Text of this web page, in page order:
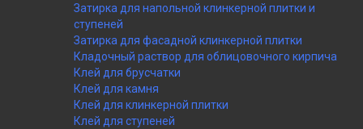
Затирка для напольной клинкерной плитки и
ступеней
Затирка для фасадной клинкерной плитки
Кладочный раствор для облицовочного кирпича
Клей для брусчатки
Клей для камня
Клей для клинкерной плитки
Клей для ступеней